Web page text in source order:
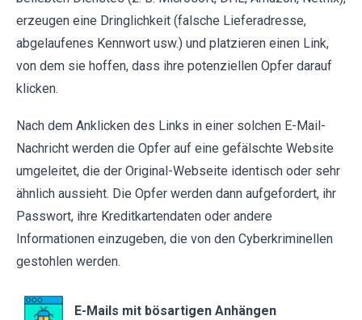
erzeugen eine Dringlichkeit (falsche Lieferadresse,
abgelaufenes Kennwort usw.) und platzieren einen Link,
von dem sie hoffen, dass ihre potenziellen Opfer darauf
klicken.
Nach dem Anklicken des Links in einer solchen E-Mail-
Nachricht werden die Opfer auf eine gefälschte Website
umgeleitet, die der Original-Webseite identisch oder sehr
ähnlich aussieht. Die Opfer werden dann aufgefordert, ihr
Passwort, ihre Kreditkartendaten oder andere
Informationen einzugeben, die von den Cyberkriminellen
gestohlen werden.
E-Mails mit bösartigen Anhängen